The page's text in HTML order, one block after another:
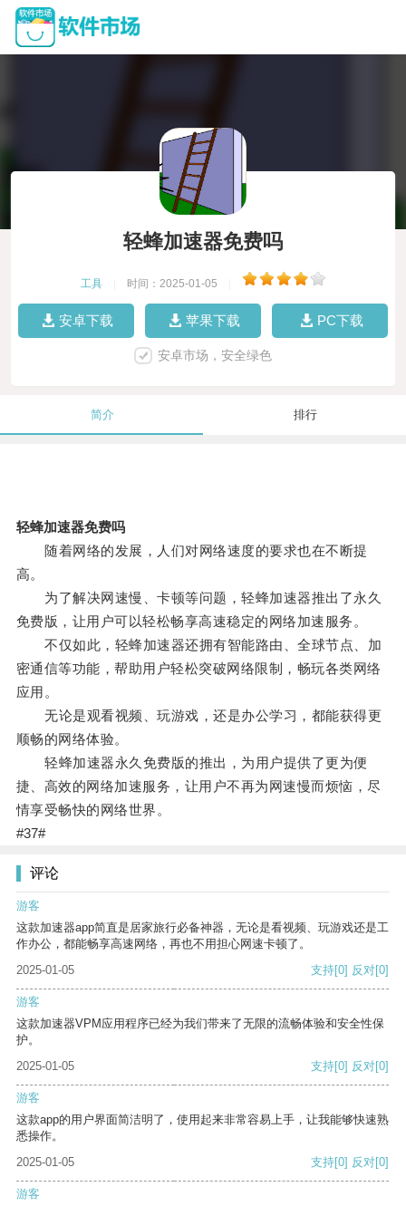
轻蜂加速器免费吗
工具 时间：2025-01-05
安卓下载 苹果下载 PC下载
安卓市场，安全绿色
简介 排行
轻蜂加速器免费吗
随着网络的发展，人们对网络速度的要求也在不断提
高。
为了解决网速慢、卡顿等问题，轻蜂加速器推出了永久
免费版，让用户可以轻松畅享高速稳定的网络加速服务。
不仅如此，轻蜂加速器还拥有智能路由、全球节点、加
密通信等功能，帮助用户轻松突破网络限制，畅玩各类网络
应用。
无论是观看视频、玩游戏，还是办公学习，都能获得更
顺畅的网络体验。
轻蜂加速器永久免费版的推出，为用户提供了更为便
捷、高效的网络加速服务，让用户不再为网速慢而烦恼，尽
情享受畅快的网络世界。
#37#
评论
游客
这款加速器app简直是居家旅行必备神器，无论是看视频、玩游戏还是工
作办公，都能畅享高速网络，再也不用担心网速卡顿了。
2025-01-05
支持[0] 反对[0]
游客
这款加速器VPM应用程序已经为我们带来了无限的流畅体验和安全性保
护。
2025-01-05
支持[0] 反对[0]
游客
这款app的用户界面简洁明了，使用起来非常容易上手，让我能够快速熟
悉操作。
2025-01-05
支持[0] 反对[0]
游客